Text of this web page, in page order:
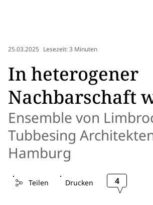
25.03.2025 Lesezeit: 3 Minuten
In heterogener
Nachbarschaft
Ensemble von
Tubbesing
Hamburg
Teilen Drucken 4